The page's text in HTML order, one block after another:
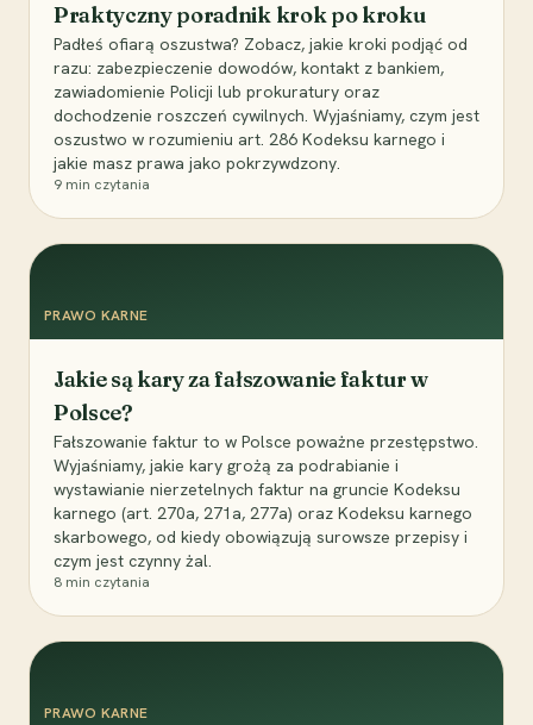
Praktyczny poradnik krok po kroku
Padłeś ofiarą oszustwa? Zobacz, jakie kroki podjąć od
razu: zabezpieczenie dowodów, kontakt z bankiem,
zawiadomienie Policji lub prokuratury oraz
dochodzenie roszczeń cywilnych. Wyjaśniamy, czym jest
oszustwo w rozumieniu art. 286 Kodeksu karnego i
jakie masz prawa jako pokrzywdzony.
9 min czytania
PRAWO KARNE
Jakie są kary za fałszowanie faktur w
Polsce?
Fałszowanie faktur to w Polsce poważne przestępstwo.
Wyjaśniamy, jakie kary grożą za podrabianie i
wystawianie nierzetelnych faktur na gruncie Kodeksu
karnego (art. 270a, 271a, 277a) oraz Kodeksu karnego
skarbowego, od kiedy obowiązują surowsze przepisy i
czym jest czynny żal.
8 min czytania
PRAWO KARNE